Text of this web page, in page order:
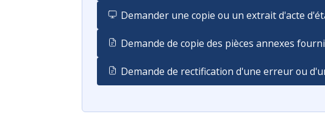
Demander une copie ou un extrait d'acte
Demande de copie des pièces annexes
Demande de rectification d'une erreur ou